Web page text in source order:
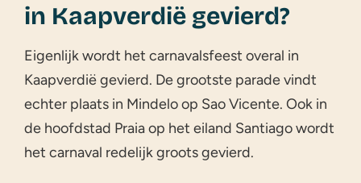
in Kaapverdië gevierd?
Eigenlijk wordt het carnavalsfeest overal in
Kaapverdië gevierd. De grootste parade vindt
echter plaats in Mindelo op Sao Vicente. Ook in
de hoofdstad Praia op het eiland Santiago wordt
het carnaval redelijk groots gevierd.